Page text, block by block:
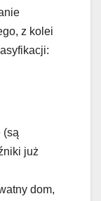
z kolei
(są
już
dom,